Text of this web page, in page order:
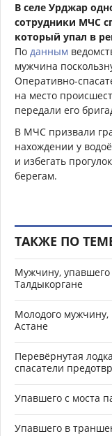
В селе Урджар
сотрудники МЧС
который упал в
По данным
мужчина
Оперативно-
на место
передали его
В МЧС призвали
нахождении у
и избегать
берегам.
ТАКЖЕ ПО
Мужчину, упавшего
Талдыкоргане
Молодого мужчину,
Астане
Перевёрнутая
спасатели
Упавшего с моста
Упавшего в